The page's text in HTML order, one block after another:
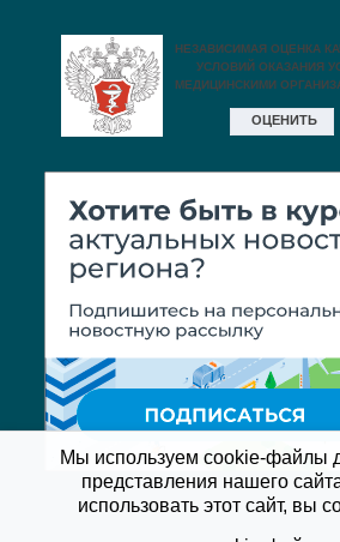
Мы используем cookie-файлы
представления нашего
использовать этот сайт, вы